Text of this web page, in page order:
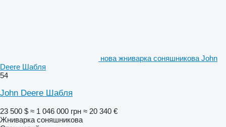
нова жниварка соняшникова John
Deere Шабля
54
John Deere Шабля
23 500 $ ≈ 1 046 000 грн ≈ 20 340 €
Жниварка соняшникова